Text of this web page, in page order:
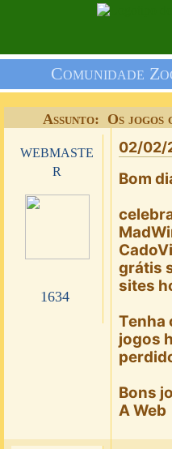
Comunidade
Assunto: Os jogos
webmaste
r
1634
02/02/
Bom
grátis
sites
Tenha
jogos
Bons
A Web